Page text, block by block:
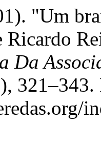
"Um
Ricardo
Da
321–343.